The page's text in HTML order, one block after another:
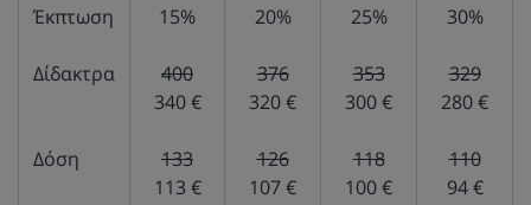
Έκπτωση 15% 20% 25% 30%
Δίδακτρα
400
340 €
376
320 €
353
300 €
329
280 €
Δόση
133
113 €
126
107 €
118
100 €
110
94 €